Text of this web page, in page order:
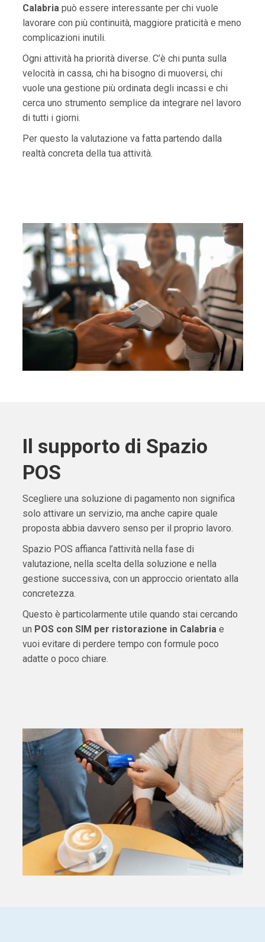
Calabriapuò essere interessante per chi vuole
lavorare con più continuità, maggiore praticità e meno
complicazioni inutili.
Ogni attività ha priorità diverse. C’è chi punta sulla
velocità in cassa, chi ha bisogno di muoversi, chi
vuole una gestione più ordinata degli incassi e chi
cerca uno strumento semplice da integrare nel lavoro
di tutti i giorni.
Per questo la valutazione va fatta partendo dalla
realtà concreta della tua attività.
Il supporto di Spazio
POS
Scegliere una soluzione di pagamento non significa
solo attivare un servizio, ma anche capire quale
proposta abbia davvero senso per il proprio lavoro.
Spazio POS affianca l’attività nella fase di
valutazione, nella scelta della soluzione e nella
gestione successiva, con un approccio orientato alla
concretezza.
Questo è particolarmente utile quando stai cercando
un POS con SIM per ristorazione in Calabriae
vuoi evitare di perdere tempo con formule poco
adatte o poco chiare.